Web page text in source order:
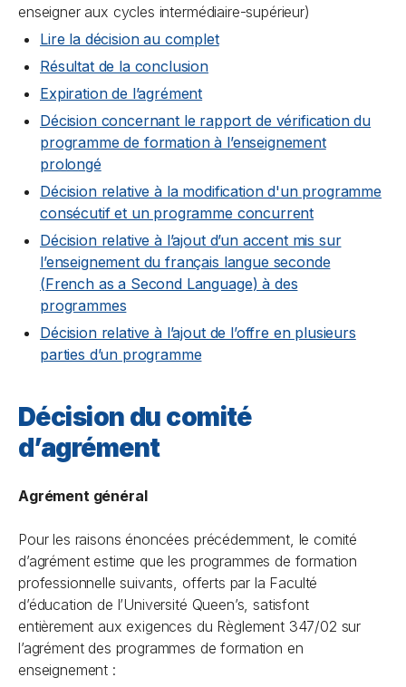
enseigner aux cycles intermédiaire-supérieur)
Lire la décision au complet
Résultat de la conclusion
Expiration de l’agrément
Décision concernant le rapport de vérification du
programme de formation à l’enseignement
prolongé
Décision relative à la modification d'un programme
consécutif et un programme concurrent
Décision relative à l’ajout d’un accent mis sur
l’enseignement du français langue seconde
(French as a Second Language) à des
programmes
Décision relative à l’ajout de l’offre en plusieurs
parties d’un programme
Décision du comité
d’agrément
Agrément général
Pour les raisons énoncées précédemment, le comité
d’agrément estime que les programmes de formation
professionnelle suivants, offerts par la Faculté
d’éducation de l’Université Queen’s, satisfont
entièrement aux exigences du Règlement 347/02 sur
l’agrément des programmes de formation en
enseignement :